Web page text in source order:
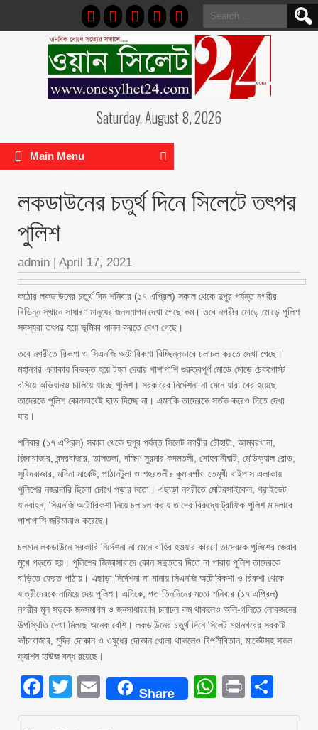
Search
for:
Saturday, August 8, 2026
Main Menu
লকডাউনের চতুর্থ দিনে সিলেটে তৎপর
পুলিশ
admin | April 17, 2021
কঠোর লকডাউনের চতুর্থ দিন শনিবার (১৭ এপ্রিল) সকাল থেকে দুপুর পর্যন্ত নগরীর
বিভিন্ন স্থানে সাধারণ মানুষের জনসমাগম দেখা গেছে কম। তবে নগরীর মোড়ে মোড়ে পুলিশ
সদস্যরা তৎপর হয়ে ভূমিকা পালন করতে দেখা গেছে।
তবে নগরীতে রিকশা ও সিএনজি অটোরিকশা বিচ্ছিন্নভাবে চলাচল করতে দেখা গেছে।
মহানগর এলাকায় বিভক্ত হয়ে টহল দেয়ার পাশাপাশি গুরুত্বপূর্ণ মোড়ে মোড়ে চেকপোস্ট
বসিয়ে অভিযানও চালিয়ে যাচ্ছে পুলিশ। সরকারের নির্দেশনা না মেনে যারা বের হয়েছে
তাদেরকে পুলিশ কোনভাবেই ছাড় দিচ্ছে না। এমনকি তাদেরকে সর্তক করেও দিতে দেখা
যায়।
শনিবার (১৭ এপ্রিল) সকাল থেকে দুপুর পর্যন্ত সিলেট নগরীর চৌহাট্টা, আম্বরখানা,
জিন্দাবাজার, বন্দরবাজার, তালতলা, দক্ষিণ সুরমার কদমতলী, সোহবানীঘাট, মেডিক্যাল রোড,
সুবিদবাজার, মদিনা মার্কেট, পাঠানটুলা ও শহরতলীর কুমারগাঁও তেমূখী বাইপাস এলাকায়
পুলিশের নজরদারি ছিলো চোখে পড়ার মতো। এছাড়া নগরীতে মোটরসাইকেল, প্রাইভেট
যানবাহন, সিএনজি অটোরিকশা নিয়ে চলাচল করায় তাদের বিরুদ্ধে ট্রাফিক পুলিশ মামলারে
পাশাপাশি জরিমানাও করেছে।
চলমান লকডাউনে সরকারি নির্দেশনা না মেনে বাহির হওয়ার কারণে তাদেরকে পুলিশের জেরার
মুখে পড়তে হয়। পুলিশের জিজ্ঞাসাবাদে কোন সদুত্তর দিতে না পারায় পুলিশ তাদেরকে
বাড়িতে ফেরত পাঠায়। এছাড়া নির্দেশনা না মানায় সিএনজি অটোরিকশা ও রিকশা থেকে
যাত্রীদেরকে নামিয়ে দেয় পুলিশ। এদিকে, গত তিনদিনের মতো শনিবার (১৭ এপ্রিল)
নগরীর মূল সড়কে জনসমাগম ও জনসাধারণের চলাচল কম থাকলেও অলি-গলিতে লোকজনের
উপস্থিতি দেখা মিলছে অনেক বেশি। লকডাউনের চতুর্থ দিনে সিলেট মহানগরের সবকটি
কাঁচাবাজার, মুদির দোকান ও ওষুধের দোকান খোলা থাকলেও বিপণীবিতান, মার্কেটসহ সকল
ফ্যাশন হাউজ বন্ধ রয়েছে।
Facebook
Twitter
EmailShare Print